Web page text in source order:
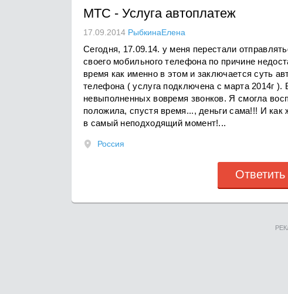
МТС - Услуга автоплатеж
17.09.2014 РыбкинаЕлена
Сегодня, 17.09.14. у меня перестали
своего мобильного телефона по причине
время как именно в этом и заключается суть
телефона ( услуга подключена с марта 2014г ).
невыполненных вовремя звонков. Я смогла
положила, спустя время..., деньги сама!!! И
в самый неподходящий момент!...
Россия